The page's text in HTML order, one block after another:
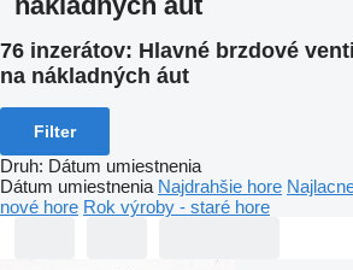
76 inzerátov: Hlavné brzdové
na nákladných áut
Filter
Druh: Dátum umiestnenia
Dátum umiestnenia Najdrahšie hore
nové hore Rok výroby - staré hore